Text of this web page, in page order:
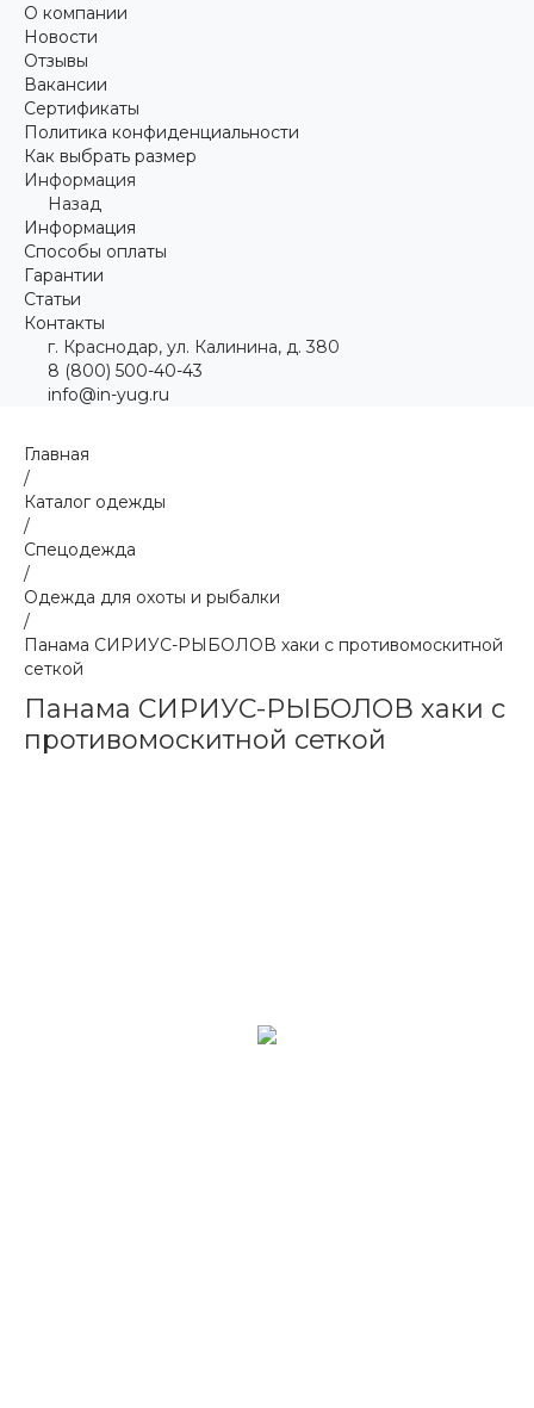
О компании
Новости
Отзывы
Вакансии
Сертификаты
Политика конфиденциальности
Как выбрать размер
Информация
Назад
Информация
Способы оплаты
Гарантии
Статьи
Контакты
г. Краснодар, ул. Калинина, д. 380
8 (800) 500-40-43
info@in-yug.ru
Главная
/
Каталог одежды
/
Спецодежда
/
Одежда для охоты и рыбалки
/
Панама СИРИУС-РЫБОЛОВ хаки с противомоскитной
сеткой
Панама СИРИУС-РЫБОЛОВ хаки с
противомоскитной сеткой